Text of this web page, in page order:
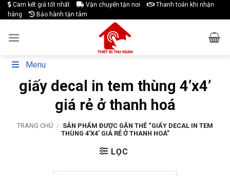
Skip
to
Cam kết giá tốt nhất Vận chuyển tận nơi
Thanh toán khi nhận
hàng
Bảo hành tận tâm
Menu
giấy decal in tem thùng 4’x4’
giá rẻ ở thanh hoá
TRANG CHỦ / SẢN PHẨM ĐƯỢC GẮN THẺ “GIẤY DECAL IN TEM
THÙNG 4’X4’ GIÁ RẺ Ở THANH HOÁ”
LỌC